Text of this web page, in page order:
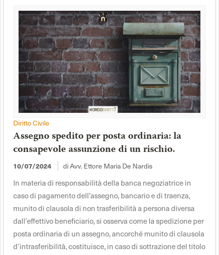
Diritto Civile
Assegno spedito per posta ordinaria: la
consapevole assunzione di un rischio.
10/07/2024 di Avv. Ettore Maria De Nardis
In materia di responsabilità della banca negoziatrice in
caso di pagamento dell’assegno, bancario e di traenza,
munito di clausola di non trasferibilità a persona diversa
dall’effettivo beneficiario, si osserva come la spedizione per
posta ordinaria di un assegno, ancorché munito di clausola
d’intrasferibilità, costituisce, in caso di sottrazione del titolo